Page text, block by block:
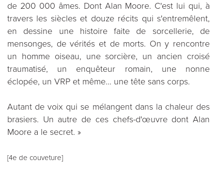
de 200 000 âmes. Dont Alan Moore. C'est lui qui, à
travers les siècles et douze récits qui s'entremêlent,
en dessine une histoire faite de sorcellerie, de
mensonges, de vérités et de morts. On y rencontre
un homme oiseau, une sorcière, un ancien croisé
traumatisé, un enquêteur romain, une nonne
éclopée, un VRP et même... une tête sans corps.
Autant de voix qui se mélangent dans la chaleur des
brasiers. Un autre de ces chefs-d'œuvre dont Alan
Moore a le secret. »
[4e de couveture]